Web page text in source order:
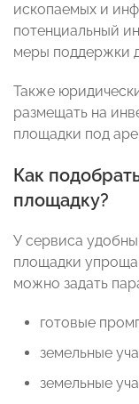
ископаемых и
потенциальный
меры поддержки
Также
размещать на
площадки под
Как
площадку?
У сервиса
площадки
можно задать
готовые
земельные
земельные